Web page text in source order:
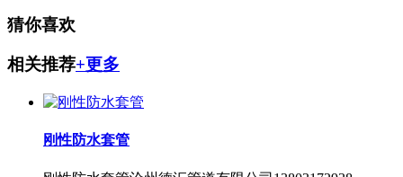
猜你喜欢
相关推荐+更多
刚性防水套管